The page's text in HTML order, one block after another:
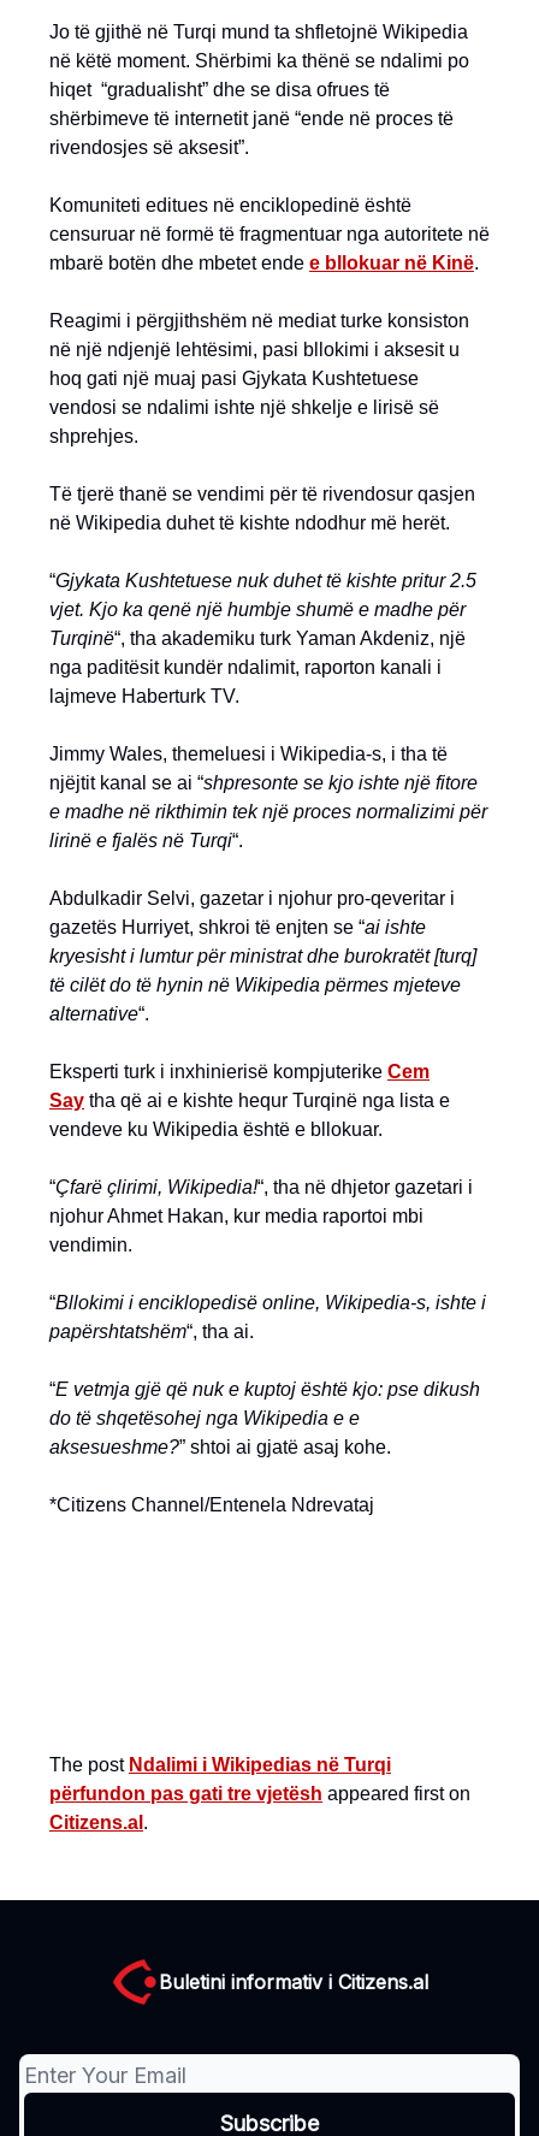
Jo të gjithë në Turqi mund ta shfletojnë Wikipedia
në këtë moment. Shërbimi ka thënë se ndalimi po
hiqet “gradualisht” dhe se disa ofrues të
shërbimeve të internetit janë “ende në proces të
rivendosjes së aksesit”.
Komuniteti editues në enciklopedinë është
censuruar në formë të fragmentuar nga autoritete në
mbarë botën dhe mbetet ende e bllokuar në Kinë.
Reagimi i përgjithshëm në mediat turke konsiston
në një ndjenjë lehtësimi, pasi bllokimi i aksesit u
hoq gati një muaj pasi Gjykata Kushtetuese
vendosi se ndalimi ishte një shkelje e lirisë së
shprehjes.
Të tjerë thanë se vendimi për të rivendosur qasjen
në Wikipedia duhet të kishte ndodhur më herët.
“Gjykata Kushtetuese nuk duhet të kishte pritur 2.5
vjet. Kjo ka qenë një humbje shumë e madhe për
Turqinë“, tha akademiku turk Yaman Akdeniz, një
nga paditësit kundër ndalimit, raporton kanali i
lajmeve Haberturk TV.
Jimmy Wales, themeluesi i Wikipedia-s, i tha të
njëjtit kanal se ai “shpresonte se kjo ishte një fitore
e madhe në rikthimin tek një proces normalizimi për
lirinë e fjalës në Turqi“.
Abdulkadir Selvi, gazetar i njohur pro-qeveritar i
gazetës Hurriyet, shkroi të enjten se “ai ishte
kryesisht i lumtur për ministrat dhe burokratët [turq]
të cilët do të hynin në Wikipedia përmes mjeteve
alternative“.
Eksperti turk i inxhinierisë kompjuterike Cem
Say tha që ai e kishte hequr Turqinë nga lista e
vendeve ku Wikipedia është e bllokuar.
“Çfarë çlirimi, Wikipedia!“, tha në dhjetor gazetari i
njohur Ahmet Hakan, kur media raportoi mbi
vendimin.
“Bllokimi i enciklopedisë online, Wikipedia-s, ishte i
papërshtatshëm“, tha ai.
“E vetmja gjë që nuk e kuptoj është kjo: pse dikush
do të shqetësohej nga Wikipedia e e
aksesueshme?” shtoi ai gjatë asaj kohe.
*Citizens Channel/Entenela Ndrevataj
The post Ndalimi i Wikipedias në Turqi
përfundon pas gati tre vjetësh appeared first on
Citizens.al .
Buletini informativ i Citizens.al